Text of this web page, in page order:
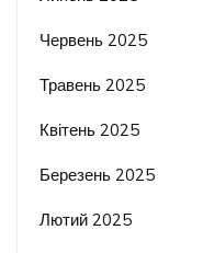
Червень 2025
Травень 2025
Квітень 2025
Березень 2025
Лютий 2025